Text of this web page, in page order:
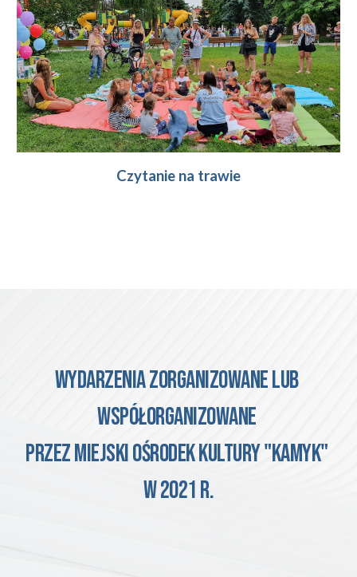
Czytanie na trawie
wydarzenia zorganizowane lub
współorganizowane
przez miejski ośrodek kultury "kamyk"
w 2021 r.